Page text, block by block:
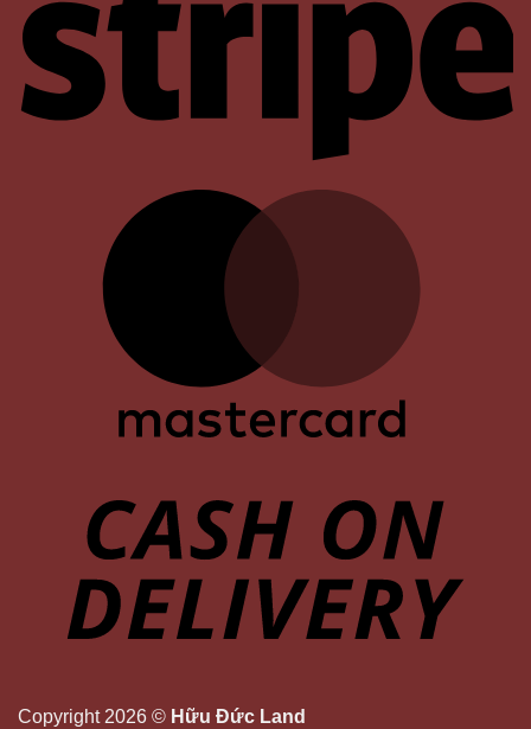
Copyright 2026 © Hữu Đức Land